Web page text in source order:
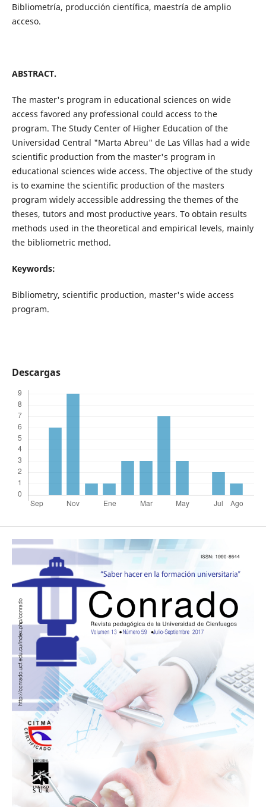
Bibliometría, producción científica, maestría de amplio
acceso.
ABSTRACT.
The master's program in educational sciences on wide
access favored any professional could access to the
program. The Study Center of Higher Education of the
Universidad Central "Marta Abreu" de Las Villas had a wide
scientific production from the master's program in
educational sciences wide access. The objective of the study
is to examine the scientific production of the masters
program widely accessible addressing the themes of the
theses, tutors and most productive years. To obtain results
methods used in the theoretical and empirical levels, mainly
the bibliometric method.
Keywords:
Bibliometry, scientific production, master's wide access
program.
Descargas